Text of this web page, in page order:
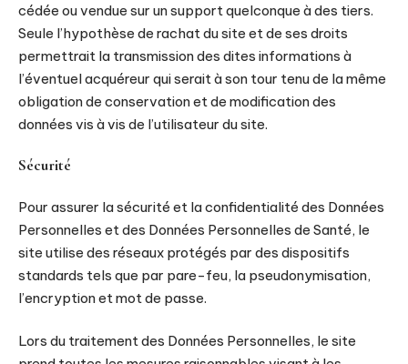
cédée ou vendue sur un support quelconque à des tiers.
Seule l’hypothèse de rachat du site et de ses droits
permettrait la transmission des dites informations à
l’éventuel acquéreur qui serait à son tour tenu de la même
obligation de conservation et de modification des
données vis à vis de l’utilisateur du site.
Sécurité
Pour assurer la sécurité et la confidentialité des Données
Personnelles et des Données Personnelles de Santé, le
site utilise des réseaux protégés par des dispositifs
standards tels que par pare-feu, la pseudonymisation,
l’encryption et mot de passe.
Lors du traitement des Données Personnelles, le site